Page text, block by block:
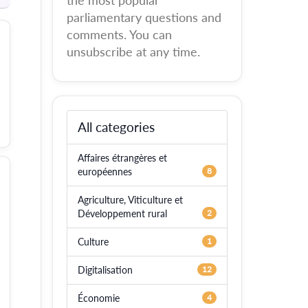
parliamentary questions and
comments. You can
unsubscribe at any time.
All categories
Affaires étrangères et
européennes
8
Agriculture, Viticulture et
Développement rural
2
Culture 1
Digitalisation 12
Économie 4